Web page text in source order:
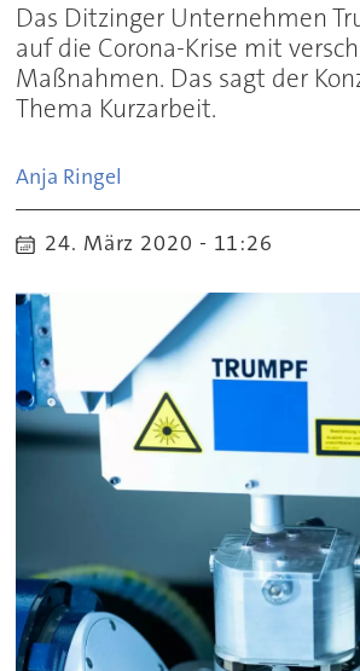
Das Ditzinger Unternehmen
auf die Corona-Krise mit
Maßnahmen. Das sagt der
Thema Kurzarbeit.
Anja Ringel
24. März 2020 - 11:26